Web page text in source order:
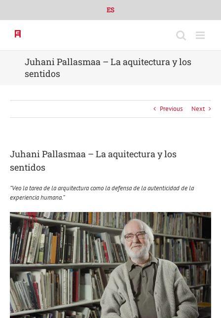
content
ES
Juhani Pallasmaa – La aquitectura y los
sentidos
Previous Next
Juhani Pallasmaa – La aquitectura y los
sentidos
“Veo la tarea de la arquitectura como la defensa de la autenticidad de la
experiencia humana.”